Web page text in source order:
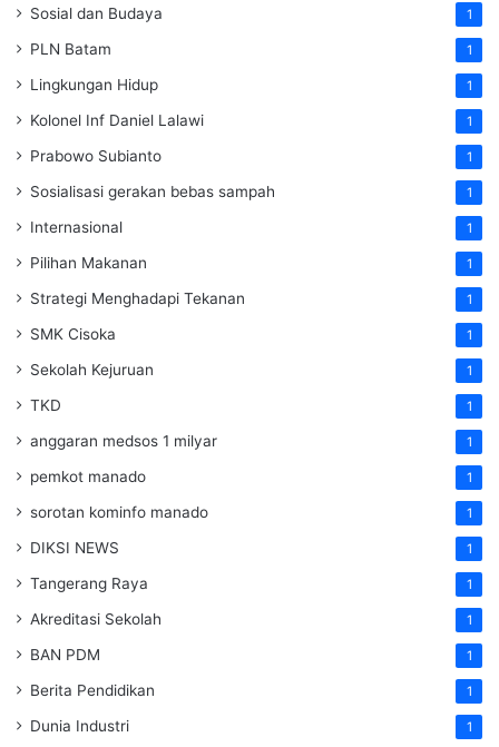
Sosial dan Budaya 1
PLN Batam 1
Lingkungan Hidup 1
Kolonel Inf Daniel Lalawi 1
Prabowo Subianto 1
Sosialisasi gerakan bebas sampah 1
Internasional 1
Pilihan Makanan 1
Strategi Menghadapi Tekanan 1
SMK Cisoka 1
Sekolah Kejuruan 1
TKD 1
anggaran medsos 1 milyar 1
pemkot manado 1
sorotan kominfo manado 1
DIKSI NEWS 1
Tangerang Raya 1
Akreditasi Sekolah 1
BAN PDM 1
Berita Pendidikan 1
Dunia Industri 1